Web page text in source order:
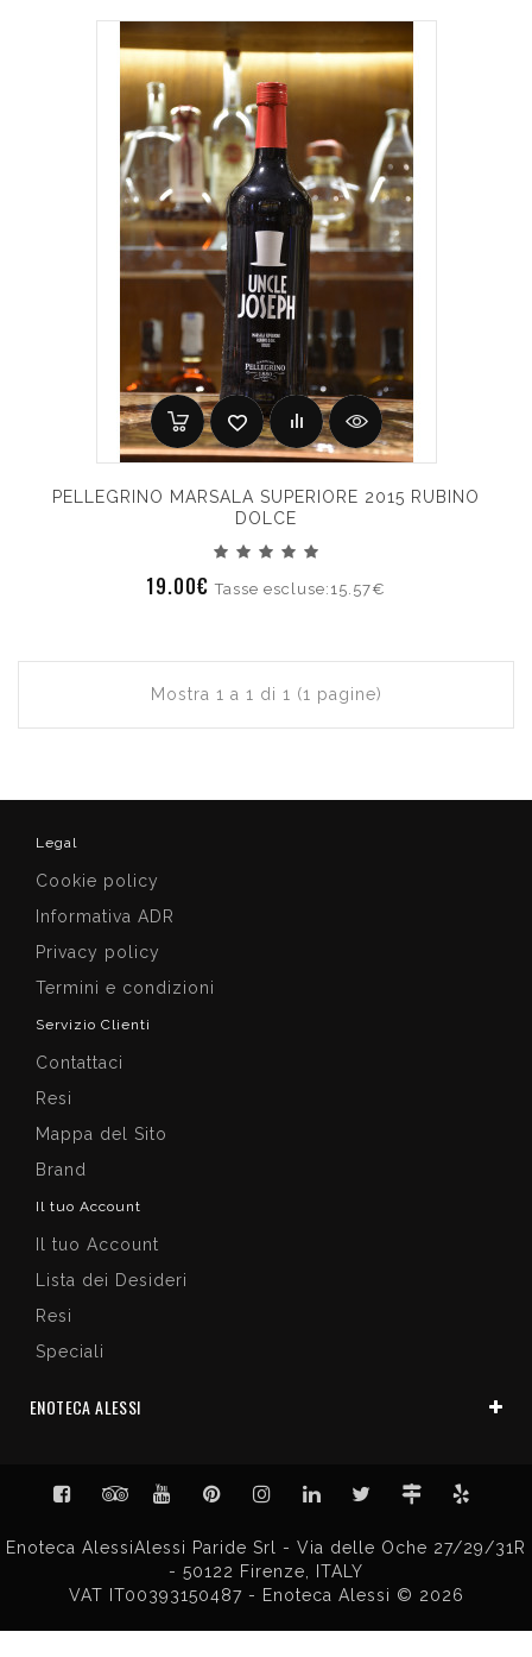
PELLEGRINO MARSALA SUPERIORE 2015 RUBINO
DOLCE
19.00€Tasse escluse:15.57€
Mostra 1 a 1 di 1 (1 pagine)
Legal
Cookie policy
Informativa ADR
Privacy policy
Termini e condizioni
Servizio Clienti
Contattaci
Resi
Mappa del Sito
Brand
Il tuo Account
Il tuo Account
Lista dei Desideri
Resi
Speciali
ENOTECA ALESSI
Enoteca AlessiAlessi Paride Srl - Via delle Oche 27/29/31R
- 50122 Firenze, ITALY
VAT IT00393150487 - Enoteca Alessi © 2026